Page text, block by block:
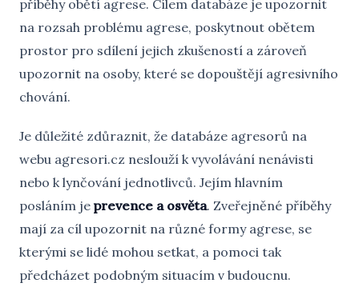
příběhy obětí agrese. Cílem databáze je upozornit
na rozsah problému agrese, poskytnout obětem
prostor pro sdílení jejich zkušeností a zároveň
upozornit na osoby, které se dopouštějí agresivního
chování.
Je důležité zdůraznit, že databáze agresorů na
webu agresori.cz neslouží k vyvolávání nenávisti
nebo k lynčování jednotlivců. Jejím hlavním
posláním je prevence a osvěta. Zveřejněné příběhy
mají za cíl upozornit na různé formy agrese, se
kterými se lidé mohou setkat, a pomoci tak
předcházet podobným situacím v budoucnu.